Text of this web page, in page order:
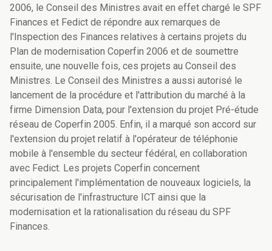
2006, le Conseil des Ministres avait en effet chargé le SPF
Finances et Fedict de répondre aux remarques de
l'Inspection des Finances relatives à certains projets du
Plan de modernisation Coperfin 2006 et de soumettre
ensuite, une nouvelle fois, ces projets au Conseil des
Ministres. Le Conseil des Ministres a aussi autorisé le
lancement de la procédure et l'attribution du marché à la
firme Dimension Data, pour l'extension du projet Pré-étude
réseau de Coperfin 2005. Enfin, il a marqué son accord sur
l'extension du projet relatif à l'opérateur de téléphonie
mobile à l'ensemble du secteur fédéral, en collaboration
avec Fedict. Les projets Coperfin concernent
principalement l'implémentation de nouveaux logiciels, la
sécurisation de l'infrastructure ICT ainsi que la
modernisation et la rationalisation du réseau du SPF
Finances.